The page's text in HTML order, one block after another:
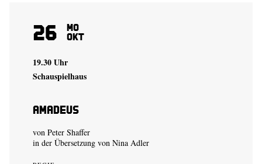
26 Mo
Okt
19.30 Uhr
Schauspielhaus
Amadeus
von Peter Shaffer
in der Übersetzung von Nina Adler